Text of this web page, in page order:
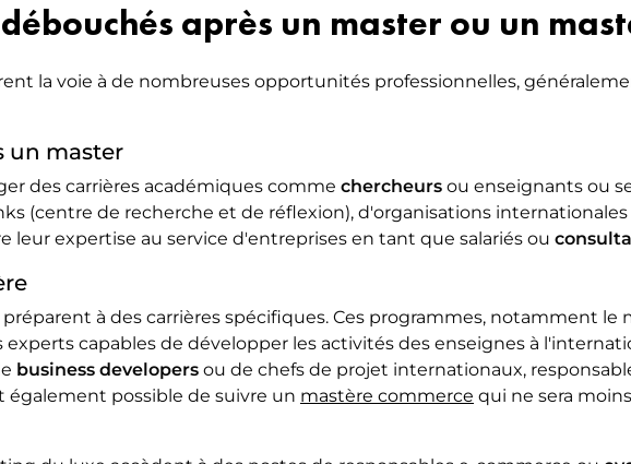
après un master ou un
la voie à de nombreuses opportunités professionnelles,
un master
des carrières académiques comme chercheurs ou enseignants ou
(centre de recherche et de réflexion), d'organisations
leur expertise au service d'entreprises en tant que salariés ou
préparent à des carrières spécifiques. Ces programmes, notamment le
capables de développer les activités des enseignes à
business developers ou de chefs de projet internationaux,
également possible de suivre un mastère commerce qui ne sera